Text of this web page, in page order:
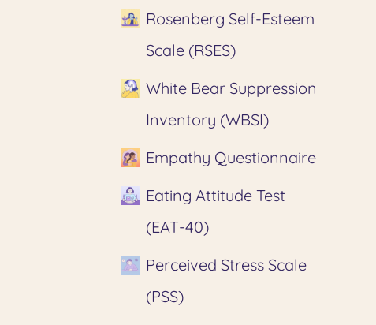
Rosenberg Self-Esteem
Scale (RSES)
White Bear Suppression
Inventory (WBSI)
Empathy Questionnaire
Eating Attitude Test
(EAT-40)
Perceived Stress Scale
(PSS)